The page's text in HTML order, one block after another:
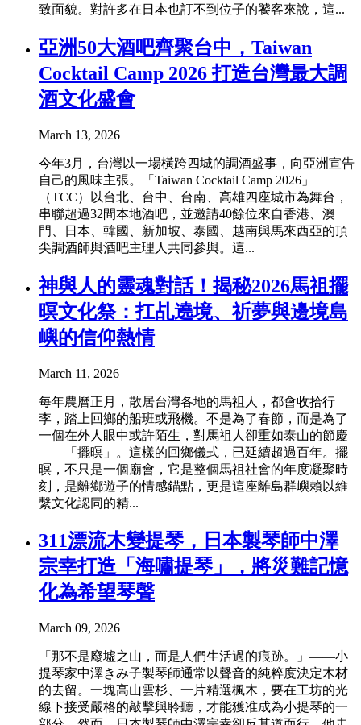
致面貌。對許多在日本也訂不到位子的饕客來說，這...
亞洲50大酒吧齊聚台中，Taiwan
Cocktail Camp 2026 打造台灣最大調
酒文化盛會
March 13, 2026
今年3月，台灣以一場橫跨四城的調酒盛事，向亞洲宣告
自己的風味主張。「Taiwan Cocktail Camp 2026」
（TCC）以台北、台中、台南、高雄四座城市為舞台，
串聯超過32間本地酒吧，並邀請40餘位來自香港、澳
門、日本、韓國、新加坡、泰國、越南與馬來西亞的頂
尖調酒師與酒吧主理人共同參與。這...
神與人的靈魂對話！揭秘2026馬祖擺
暝文化祭：扛乩遶境、祈夢與邊境島
嶼的信仰熱情
March 11, 2026
每年農曆正月，散居台灣各地的馬祖人，都會收拾行
李，踏上回鄉的船班或飛機。不是為了春節，而是為了
一個在外人眼中或許陌生，對馬祖人卻重如泰山的節慶
——「擺暝」。這樣的回鄉儀式，已延續超過百年。擺
暝，不只是一個廟會，它是整個馬祖社會的年度凝聚時
刻，是離鄉遊子的情感錨點，更是這座離島群嶼賴以維
繫文化認同的精...
311漂流木變提琴，日本製琴師中澤
宗幸打造「海嘯提琴」，將災難記憶
化為希望琴聲
March 09, 2026
「那不是廢墟之山，而是人們生活過的痕跡。」——小
提琴家中澤きみ子製琴師通常以聲音的純粹度決定木材
的去留。一塊高山雲杉、一片精選楓木，要在工坊的光
線下接受嚴格的敲擊與聆聽，才能獲准成為小提琴的一